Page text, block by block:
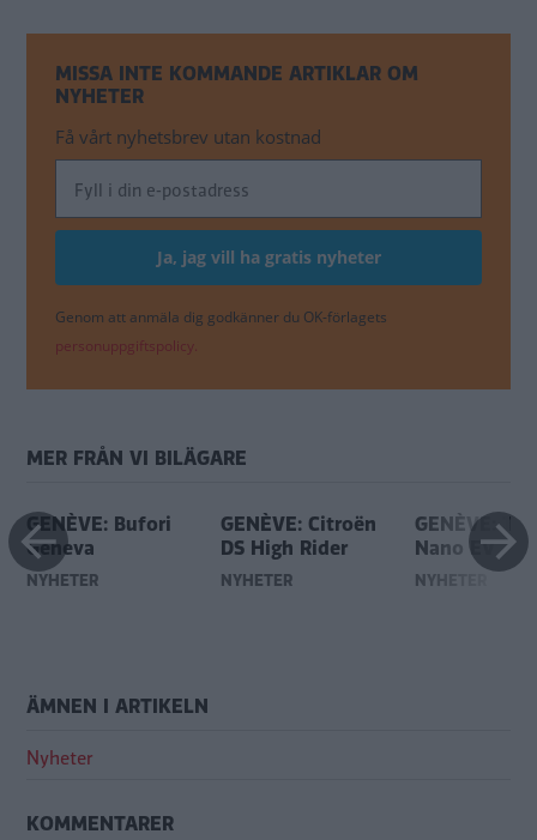
MISSA INTE KOMMANDE ARTIKLAR OM
NYHETER
Få vårt nyhetsbrev utan kostnad
Genom att anmäla dig godkänner du OK-förlagets
personuppgiftspolicy.
MER FRÅN VI BILÄGARE
GENÈVE: Bufori
Geneva
NYHETER
GENÈVE: Citroën
DS High Rider
NYHETER
GENÈVE:
Nano EV
NYHETER
ÄMNEN I ARTIKELN
Nyheter
KOMMENTARER